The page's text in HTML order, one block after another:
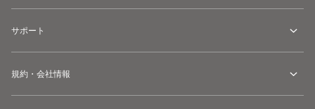
サポート
規約・会社情報